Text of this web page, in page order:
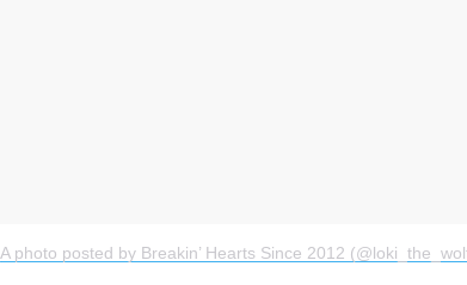
A photo posted by Breakin’ Hearts Since 2012